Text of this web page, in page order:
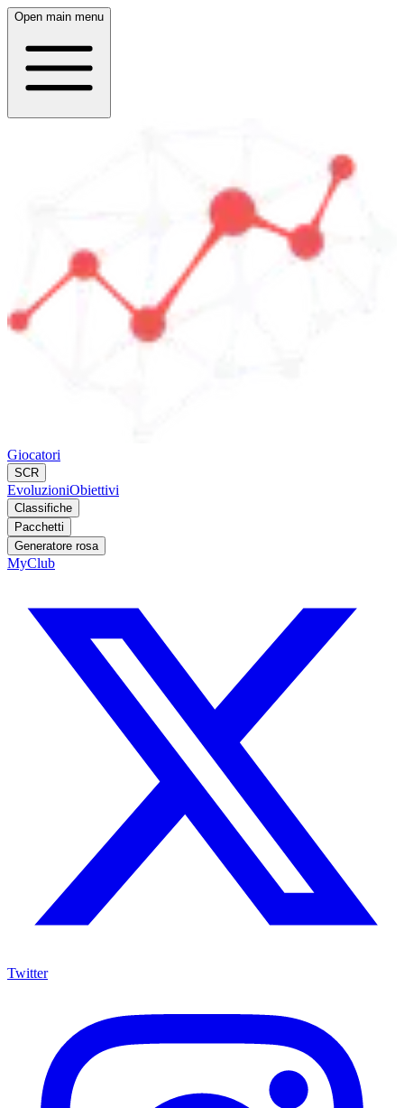
Open main menu
Giocatori
SCR
EvoluzioniObiettivi
Classifiche
Pacchetti
Generatore rosa
MyClub
Twitter